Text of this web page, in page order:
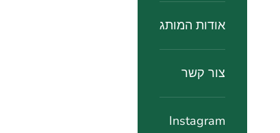
אודות המותג
צור קשר
Instagram